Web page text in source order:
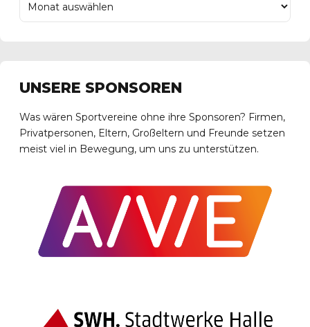
UNSERE SPONSOREN
Was wären Sportvereine ohne ihre Sponsoren? Firmen,
Privatpersonen, Eltern, Großeltern und Freunde setzen
meist viel in Bewegung, um uns zu unterstützen.